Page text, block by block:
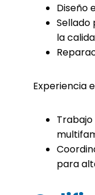
Diseño
Sellado
la
Experiencia
para